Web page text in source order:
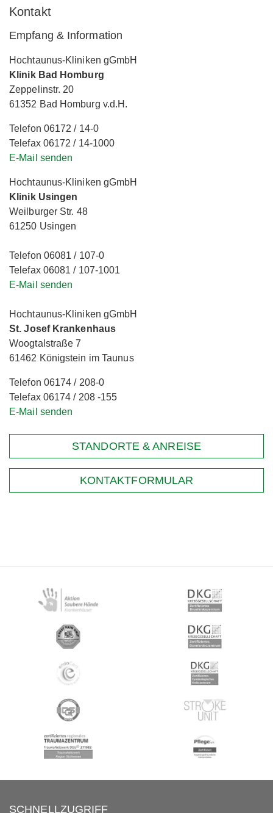
Kontakt
Empfang & Information
Hochtaunus-Kliniken gGmbH
Klinik Bad Homburg
Zeppelinstr. 20
61352 Bad Homburg v.d.H.
Telefon 06172 / 14-0
Telefax 06172 / 14-1000
E-Mail senden
Hochtaunus-Kliniken gGmbH
Klinik Usingen
Weilburger Str. 48
61250 Usingen
Telefon 06081 / 107-0
Telefax 06081 / 107-1001
E-Mail senden
Hochtaunus-Kliniken gGmbH
St. Josef Krankenhaus
Woogtalstraße 7
61462 Königstein im Taunus
Telefon 06174 / 208-0
Telefax 06174 / 208 -155
E-Mail senden
STANDORTE & ANREISE
KONTAKTFORMULAR
SCHNELLZUGRIFF